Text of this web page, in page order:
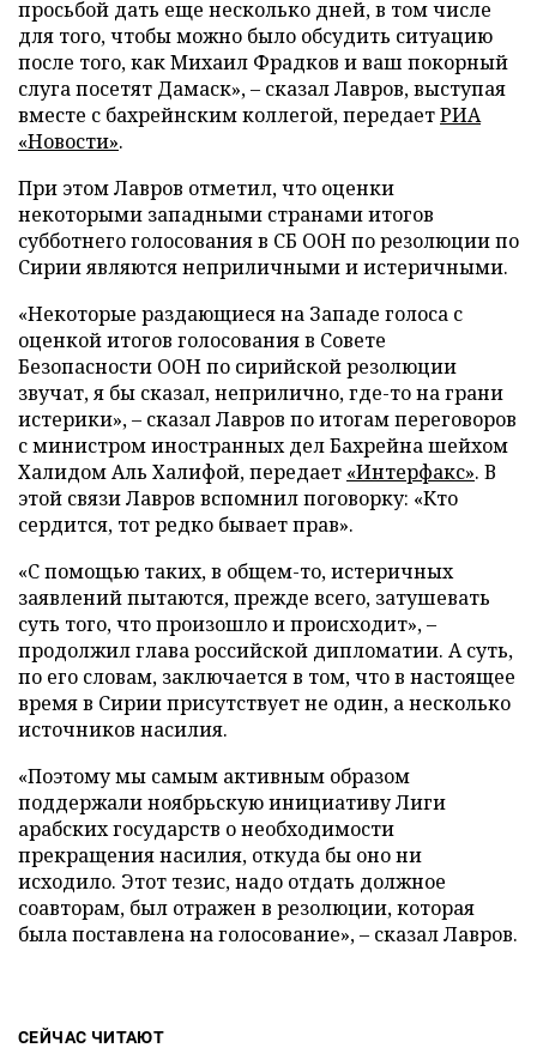
просьбой дать еще несколько дней, в том числе
для того, чтобы можно было обсудить ситуацию
после того, как Михаил Фрадков и ваш покорный
слуга посетят Дамаск», – сказал Лавров, выступая
вместе с бахрейнским коллегой, передаетРИА
«Новости».
При этом Лавров отметил, что оценки
некоторыми западными странами итогов
субботнего голосования в СБ ООН по резолюции по
Сирии являются неприличными и истеричными.
«Некоторые раздающиеся на Западе голоса с
оценкой итогов голосования в Совете
Безопасности ООН по сирийской резолюции
звучат, я бы сказал, неприлично, где-то на грани
истерики», – сказал Лавров по итогам переговоров
с министром иностранных дел Бахрейна шейхом
Халидом Аль Халифой, передает «Интерфакс». В
этой связи Лавров вспомнил поговорку: «Кто
сердится, тот редко бывает прав».
«С помощью таких, в общем-то, истеричных
заявлений пытаются, прежде всего, затушевать
суть того, что произошло и происходит», –
продолжил глава российской дипломатии. А суть,
по его словам, заключается в том, что в настоящее
время в Сирии присутствует не один, а несколько
источников насилия.
«Поэтому мы самым активным образом
поддержали ноябрьскую инициативу Лиги
арабских государств о необходимости
прекращения насилия, откуда бы оно ни
исходило. Этот тезис, надо отдать должное
соавторам, был отражен в резолюции, которая
была поставлена на голосование», – сказал Лавров.
СЕЙЧАС ЧИТАЮТ